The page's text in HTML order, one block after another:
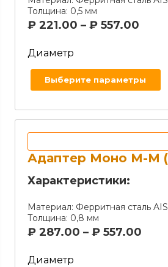
Толщина: 0,5 мм
₽ 221.00 – ₽ 557.00
Диаметр
Выберите параметры
Адаптер Моно М-М
Характеристики:
Материал: Ферритная сталь
Толщина: 0,8 мм
₽ 287.00 – ₽ 557.00
Диаметр